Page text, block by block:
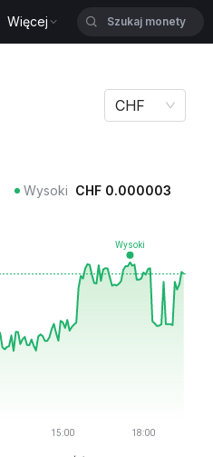
Więcej
CHF
Wysoki CHF 0.000003